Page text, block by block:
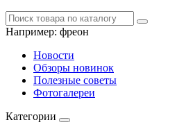
Например: фреон
Новости
Обзоры новинок
Полезные советы
Фотогалереи
Категории